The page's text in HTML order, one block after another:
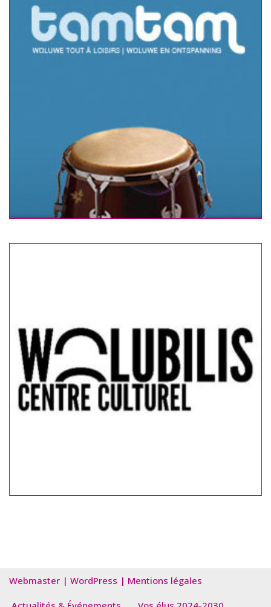
Webmaster | WordPress | Mentions légales